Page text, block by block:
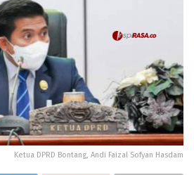
Ketua DPRD Bontang, Andi Faizal Sofyan Hasdam